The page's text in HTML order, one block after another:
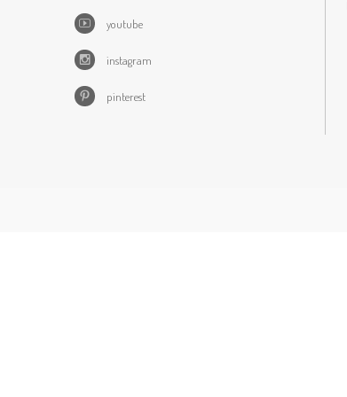
youtube
instagram
pinterest